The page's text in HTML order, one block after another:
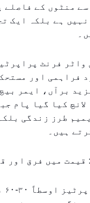
منٹوں کے فاصلے
ہے بلکہ ایک
واٹر فرنٹ
فراہمی اور
برآں، ایمر
کیا گیا پام
طرز زندگی
ہیں۔
قیمت میں فرق اور